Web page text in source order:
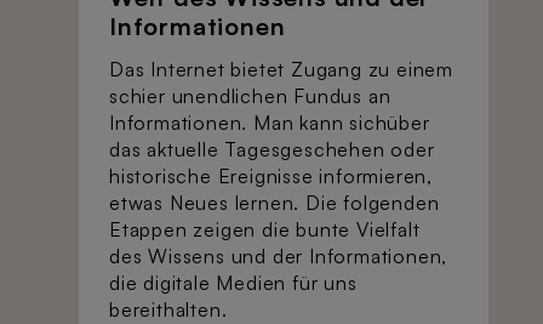
Informationen
Das Internet bietet Zugang zu einem
schier unendlichen Fundus an
Informationen. Man kann sichüber
das aktuelle Tagesgeschehen oder
historische Ereignisse informieren,
etwas Neues lernen. Die folgenden
Etappen zeigen die bunte Vielfalt
des Wissens und der Informationen,
die digitale Medien für uns
bereithalten.